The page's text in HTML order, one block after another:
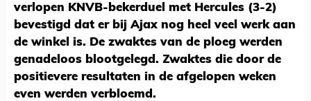
verlopen KNVB-bekerduel met Hercules (3-2)
bevestigd dat er bij Ajax nog heel veel werk aan
de winkel is. De zwaktes van de ploeg werden
genadeloos blootgelegd. Zwaktes die door de
positievere resultaten in de afgelopen weken
even werden verbloemd.